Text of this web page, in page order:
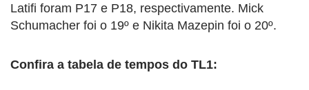
Latifi foram P17 e P18, respectivamente. Mick
Schumacher foi o 19º e Nikita Mazepin foi o 20º.
Confira a tabela de tempos do TL1: